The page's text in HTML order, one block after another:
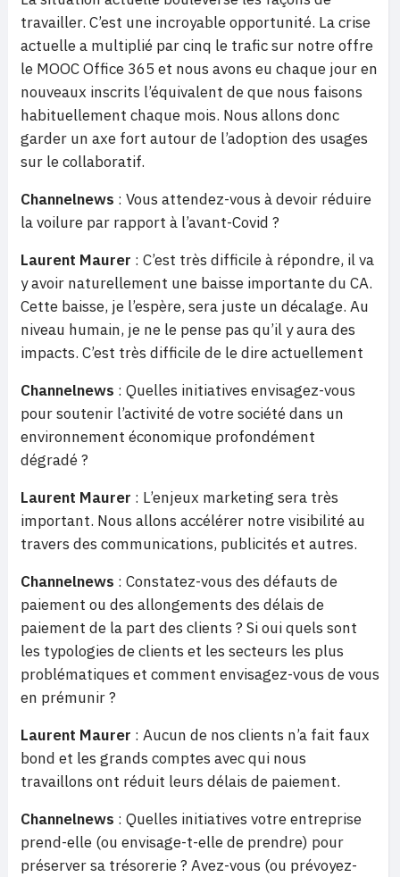
travailler. C’est une incroyable opportunité. La crise
actuelle a multiplié par cinq le trafic sur notre offre
le MOOC Office 365 et nous avons eu chaque jour en
nouveaux inscrits l’équivalent de que nous faisons
habituellement chaque mois. Nous allons donc
garder un axe fort autour de l’adoption des usages
sur le collaboratif.
Channelnews : Vous attendez-vous à devoir réduire
la voilure par rapport à l’avant-Covid ?
Laurent Maurer : C’est très difficile à répondre, il va
y avoir naturellement une baisse importante du CA.
Cette baisse, je l’espère, sera juste un décalage. Au
niveau humain, je ne le pense pas qu’il y aura des
impacts. C’est très difficile de le dire actuellement
Channelnews : Quelles initiatives envisagez-vous
pour soutenir l’activité de votre société dans un
environnement économique profondément
dégradé ?
Laurent Maurer : L’enjeux marketing sera très
important. Nous allons accélérer notre visibilité au
travers des communications, publicités et autres.
Channelnews : Constatez-vous des défauts de
paiement ou des allongements des délais de
paiement de la part des clients ? Si oui quels sont
les typologies de clients et les secteurs les plus
problématiques et comment envisagez-vous de vous
en prémunir ?
Laurent Maurer : Aucun de nos clients n’a fait faux
bond et les grands comptes avec qui nous
travaillons ont réduit leurs délais de paiement.
Channelnews : Quelles initiatives votre entreprise
prend-elle (ou envisage-t-elle de prendre) pour
préserver sa trésorerie ? Avez-vous (ou prévoyez-